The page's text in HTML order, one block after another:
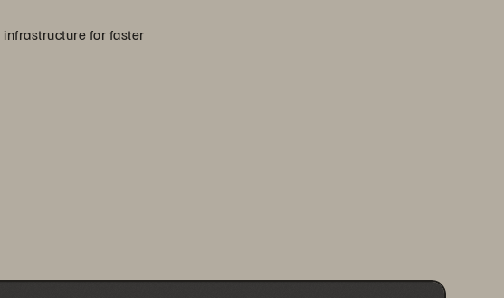
infrastructure for faster